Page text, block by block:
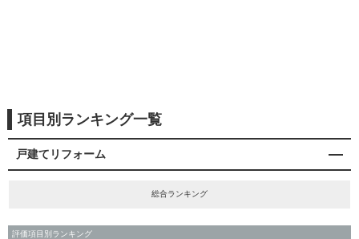
項目別ランキング一覧
戸建てリフォーム
総合ランキング
評価項目別ランキング